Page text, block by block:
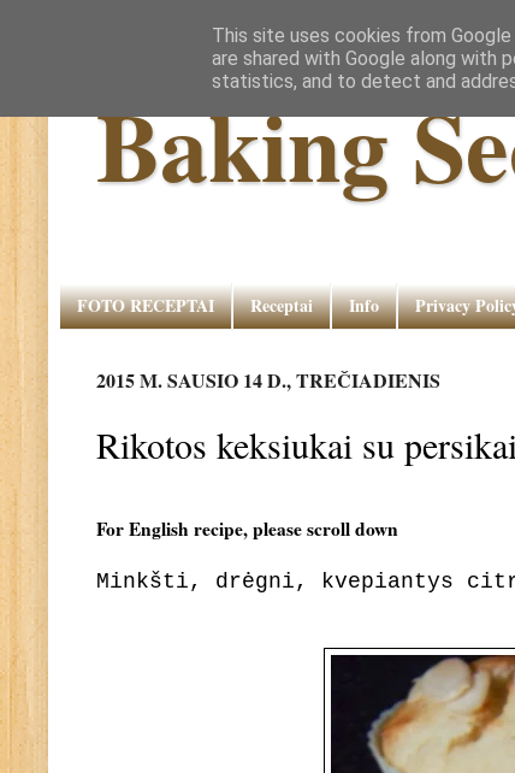
Baking
FOTO RECEPTAI Receptai Info Privacy
2015 M. SAUSIO 14 D., TREČIADIENIS
Rikotos keksiukai su
For English recipe, please scroll down
Minkšti, drėgni, kvepiantys
This site uses cookies from
are shared with Google along with
statistics, and to detect and